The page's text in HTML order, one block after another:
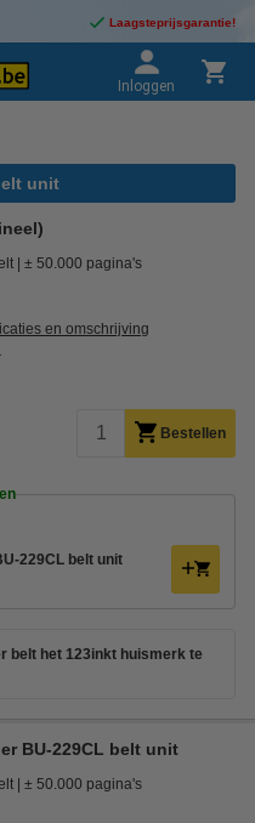
Laagsteprijsgarantie!
Inloggen
unit
± 50.000 pagina's
en omschrijving
Bestellen
229CL belt unit
belt het 123inkt huismerk te
BU-229CL belt unit
± 50.000 pagina's